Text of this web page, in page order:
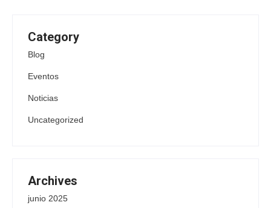
Category
Blog
Eventos
Noticias
Uncategorized
Archives
junio 2025